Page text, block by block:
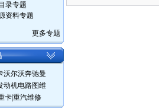
录专题
资料专题
更多专题
沃尔沃奔驰曼
动机电路图维
卡|重汽维修